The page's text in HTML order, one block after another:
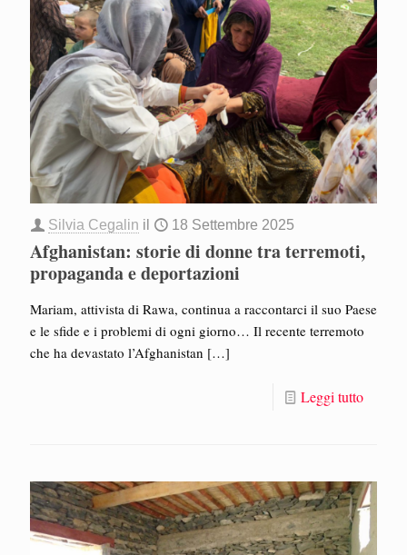
Silvia Cegalin il 18 Settembre 2025
Afghanistan: storie di donne tra terremoti,
propaganda e deportazioni
Mariam, attivista di Rawa, continua a raccontarci il suo Paese
e le sfide e i problemi di ogni giorno… Il recente terremoto
che ha devastato l’Afghanistan […]
Leggi tutto